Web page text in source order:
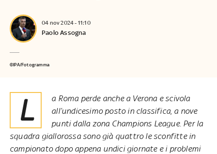
04 nov 2024 - 11:10
Paolo Assogna
©IPA/Fotogramma
La Roma perde anche a Verona e scivola
all’undicesimo posto in classifica, a nove
punti dalla zona Champions League. Per la
squadra giallorossa sono già quattro le sconfitte in
campionato dopo appena undici giornate e i problemi